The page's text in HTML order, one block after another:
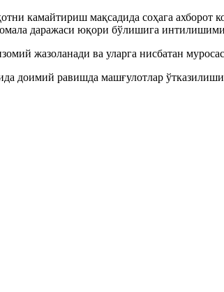
камайтириш мақсадида соҳага ахборот
даражаси юқори бўлишига
жазоланади ва уларга нисбатан
доимий равишда машғулотлар ўтказилиши